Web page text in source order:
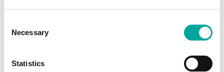
Selection
Necessary
Statistics
Notre équipe opérationnelle possède des
capacités techniques exceptionnelles et
une vaste richesse de connaissances, vous